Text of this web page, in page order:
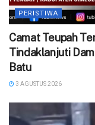
PERISTIWA
Camat Teupah
Tindaklanjuti
Batu
3 AGUSTUS 2026